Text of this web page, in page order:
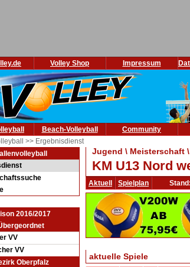
Volley Shop Impressum
Beach-Volleyball Community
>> Ergebnisdienst
2016/2017
VV
VV
Oberpfalz
Jugend \ Meisterschaft \
KM U13 Nord
Aktuell Spielplan
aktuelle Spiele